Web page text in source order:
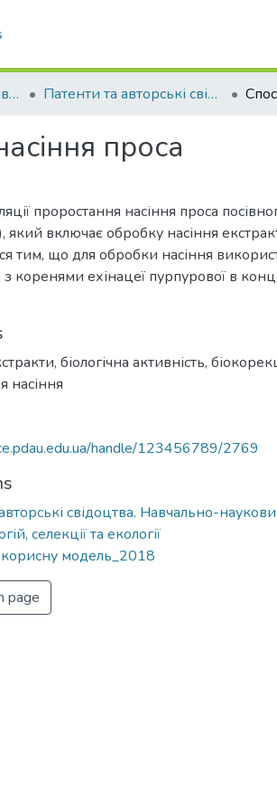
Друковані видання. Навчально-науковий інститут агротехнологій, селекції та екології Патенти та авторські свідоцтва. Навчально-науковий інститут агротехнологій, селекції та екології
проса
проростання насіння проса
який включає обробку насіння
тим, що для обробки насіння
коренями ехінацеї пурпурової в
, біологічна активність,
насіння
handle/123456789/2769
свідоцтва. Навчально-
селекції та екології
модель_2018
page